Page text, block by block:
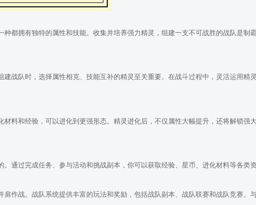
种都拥有独特的属性和技能。收集并培养强力精灵，组建一支不可战胜的战队是
战队时，选择属性相克、技能互补的精灵至关重要。在战斗过程中，灵活运用精
料和经验，可以进化到更强形态。精灵进化后，不仅属性大幅提升，还将解锁强
通过完成任务、参与活动和挑战副本，你可以获取经验、星币、进化材料等各类
作战。战队系统提供丰富的玩法和奖励，包括战队副本、战队联赛和战队竞赛。